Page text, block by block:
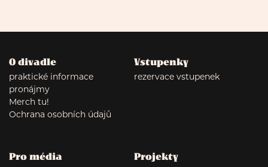
O divadle
praktické informace
pronájmy
Merch tu!
Ochrana osobních údajů
Vstupenky
rezervace vstupenek
Pro média Projekty